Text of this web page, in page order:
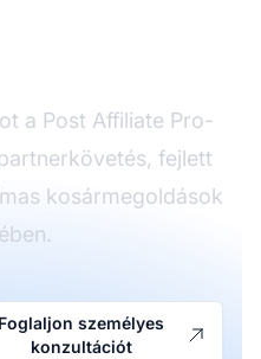
a Post Affiliate Pro-
fejlett
kosármegoldások
Foglaljon személyes
konzultációt